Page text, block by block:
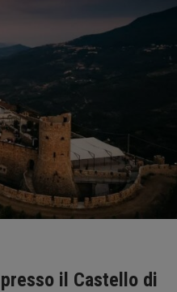
il Castello di